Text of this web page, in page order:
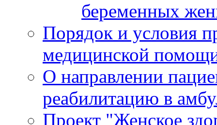
беременных
Порядок и условия
медицинской
О направлении
реабилитацию в
Проект "Женское